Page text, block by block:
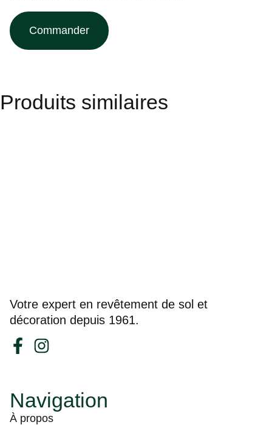
Commander
Produits similaires
Votre expert en revêtement de sol et
décoration depuis 1961.
Navigation
À propos